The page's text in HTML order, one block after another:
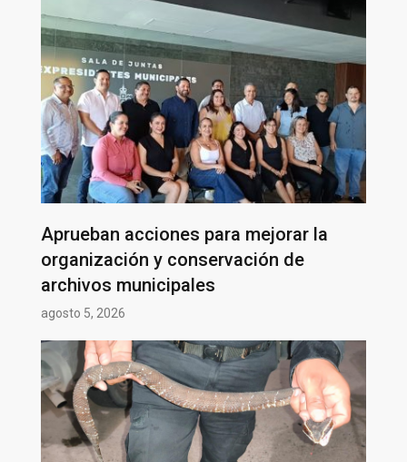
Aprueban acciones para mejorar la
organización y conservación de
archivos municipales
agosto 5, 2026